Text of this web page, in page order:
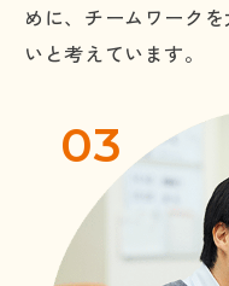
めに、チームワーク
いと考えています。
03